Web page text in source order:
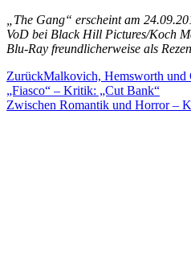
„The Gang“ erscheint am
VoD bei Black Hill Pictures/Koch
Blu-Ray freundlicherweise als
ZurückMalkovich, Hemsworth und
„Fiasco“ – Kritik: „Cut Bank“
Zwischen Romantik und Horror –